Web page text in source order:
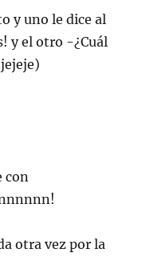
y uno le dice al
y el otro -¿Cuál
con
otra vez por la